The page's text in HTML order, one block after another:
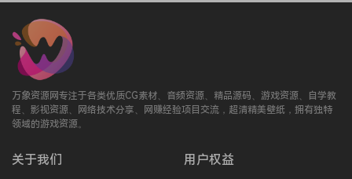
some Escher-like energy.
Requires Native Instruments Kontakt Player
or Kontakt FULL v6.7.0 and higher!
万象资源网专注于各类优质CG素材、音频资源、精品源码、游戏资源、自学教
程、影视资源、网络技术分享、网赚经验项目交流，超清精美壁纸，拥有独特
领域的游戏资源。
关于我们 用户权益